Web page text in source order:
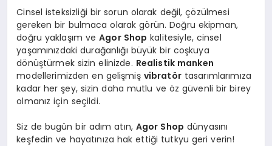
Cinsel isteksizliği bir sorun olarak değil, çözülmesi
gereken bir bulmaca olarak görün. Doğru ekipman,
doğru yaklaşım veAgor Shop kalitesiyle, cinsel
yaşamınızdaki durağanlığı büyük bir coşkuya
dönüştürmek sizin elinizde. Realistik manken
modellerimizden en gelişmiş vibratörtasarımlarımıza
kadar her şey, sizin daha mutlu ve öz güvenli bir birey
olmanız için seçildi.
Siz de bugün bir adım atın, Agor Shop dünyasını
keşfedin ve hayatınıza hak ettiği tutkyu geri verin!